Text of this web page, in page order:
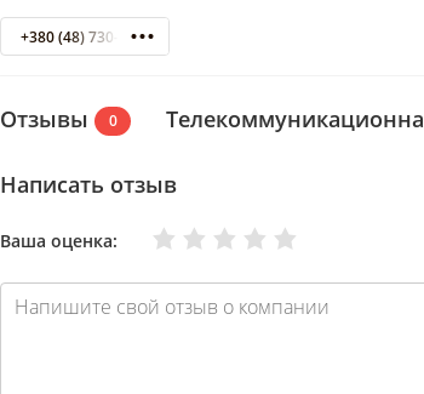
+380 (48) 730-53-30
Отзывы 0
Написать отзыв
Ваша оценка: Отлично
Хорошо
Нормально
Плохо
Очень плохо